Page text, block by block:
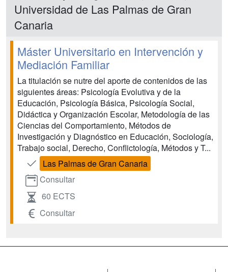
Universidad de Las Palmas de Gran
Canaria
Máster Universitario en Intervención y
Mediación Familiar
La titulación se nutre del aporte de contenidos de las
siguientes áreas: Psicología Evolutiva y de la
Educación, Psicología Básica, Psicología Social,
Didáctica y Organización Escolar, Metodología de las
Ciencias del Comportamiento, Métodos de
Investigación y Diagnóstico en Educación, Sociología,
Trabajo social, Derecho, Conflictología, Métodos y T...
Las Palmas de Gran Canaria
Consultar
60 ECTS
Consultar